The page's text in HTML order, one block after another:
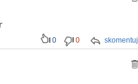
skomentuj
0 0